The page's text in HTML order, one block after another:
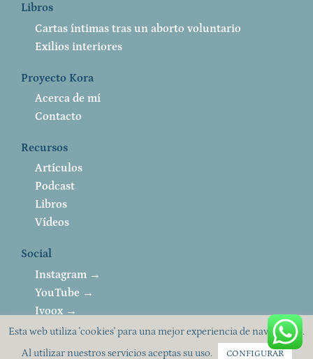
Libros
Cartas íntimas tras un aborto voluntario
Exilios interiores
Proyecto Kora
Acerca de mí
Contacto
Recursos
Artículos
Podcast
Libros
Vídeos
Social
Instagram →
YouTube →
Ivoox →
© 2024 Eva Puig|Aviso Legal,Política de privacidadyCookies
Esta web utiliza 'cookies' para una mejor experiencia de navegación.
Al utilizar nuestros servicios aceptas su uso.
CONFIGURAR